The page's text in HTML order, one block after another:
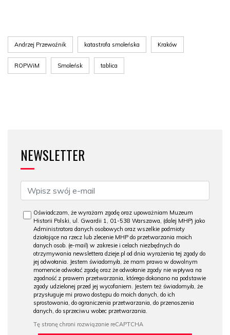
Andrzej Przewoźnik katastrofa smoleńska Kraków
ROPWiM Smoleńsk tablica
NEWSLETTER
Oświadczam, że wyrażam zgodę oraz upoważniam Muzeum
Historii Polski, ul. Gwardii 1, 01-538 Warszawa, (dalej MHP) jako
Administratora danych osobowych oraz wszelkie podmioty
działające na rzecz lub zlecenie MHP do przetwarzania moich
danych osob. (e-mail) w zakresie i celach niezbędnych do
otrzymywania newslettera dzieje.pl od dnia wyrażenia tej zgody do
jej odwołania. Jestem świadomy/a, że mam prawo w dowolnym
momencie odwołać zgodę oraz że odwołanie zgody nie wpływa na
zgodność z prawem przetwarzania, którego dokonano na podstawie
zgody udzielonej przed jej wycofaniem. Jestem też świadomy/a, że
przysługuje mi prawo dostępu do moich danych, do ich
sprostowania, do ograniczenia przetwarzania, do przenoszenia
danych, do sprzeciwu wobec przetwarzania.